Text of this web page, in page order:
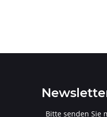
Bitte senden Sie